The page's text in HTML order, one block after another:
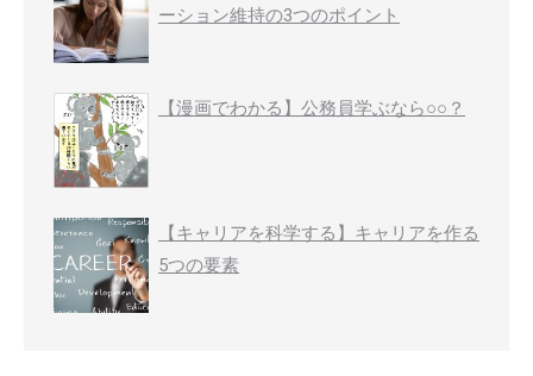
ーション維持の3つのポイント
【漫画でわかる】公務員学ぶなら○○？
【キャリアを科学する】キャリアを作る
5つの要素